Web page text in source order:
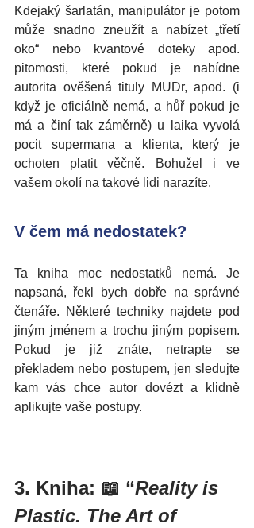
Kdejaký šarlatán, manipulátor je potom
může snadno zneužít a nabízet „třetí
oko“ nebo kvantové doteky apod.
pitomosti, které pokud je nabídne
autorita ověšená tituly MUDr, apod. (i
když je oficiálně nemá, a hůř pokud je
má a činí tak záměrně) u laika vyvolá
pocit supermana a klienta, který je
ochoten platit věčně. Bohužel i ve
vašem okolí na takové lidi narazíte.
V čem má nedostatek?
Ta kniha moc nedostatků nemá. Je
napsaná, řekl bych dobře na správné
čtenáře. Některé techniky najdete pod
jiným jménem a trochu jiným popisem.
Pokud je již znáte, netrapte se
překladem nebo postupem, jen sledujte
kam vás chce autor dovézt a klidně
aplikujte vaše postupy.
3. Kniha: 📖 “Reality is
Plastic. The Art of